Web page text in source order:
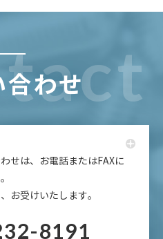
合わせ
せは、お電話またはFAXに
お受けいたします。
8191